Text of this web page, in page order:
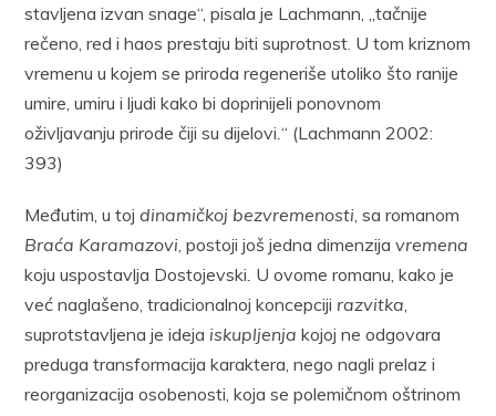
stavljena izvan snage“, pisala je Lachmann, „tačnije
rečeno, red i haos prestaju biti suprotnost. U tom kriznom
vremenu u kojem se priroda regeneriše utoliko što ranije
umire, umiru i ljudi kako bi doprinijeli ponovnom
oživljavanju prirode čiji su dijelovi .“ (Lachmann 2002:
393)
Međutim, u tojdinamičkoj bezvremenosti , sa romanom
Braća Karamazovi , postoji još jedna dimenzijavremena
koju uspostavlja Dostojevski U ovome romanu, kako je
već naglašeno, tradicionalnoj koncepciji razvitka
suprotstavljena je ideja iskupljenjakojoj ne odgovara
preduga transformacija karaktera, nego nagli prelaz i
reorganizacija osobenosti, koja se polemičnom oštrinom